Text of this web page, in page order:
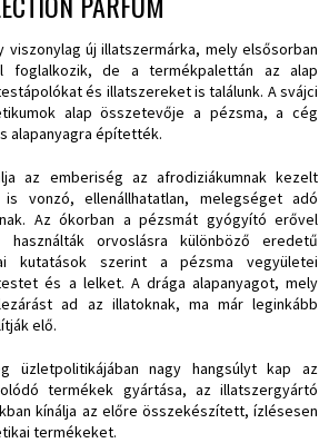
viszonylag új illatszermárka, mely elsősorban
foglalkozik, de a termékpalettán az alap
és illatszereket is találunk. A svájci
alap összetevője a pézsma, a cég
alapanyagra építették.
az emberiség az afrodiziákumnak kezelt
vonzó, ellenállhatatlan, melegséget adó
Az ókorban a pézsmát gyógyító erővel
orvoslásra különböző eredetű
kutatások szerint a pézsma vegyületei
és a lelket. A drága alapanyagot, mely
ad az illatoknak, ma már leginkább
elő.
üzletpolitikájában nagy hangsúlyt kap az
termékek gyártása, az illatszergyártó
kínálja az előre összekészített, ízlésesen
termékeket.